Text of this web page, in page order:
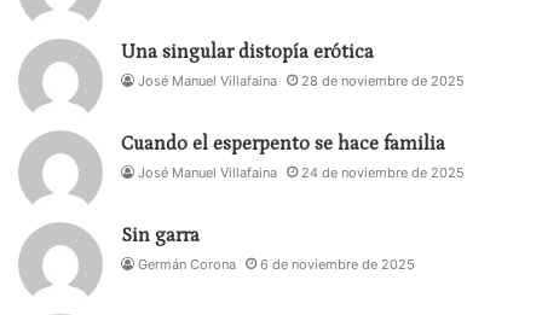
Una singular distopía erótica
José Manuel Villafaina 28 de noviembre de 2025
Cuando el esperpento se hace familia
José Manuel Villafaina 24 de noviembre de 2025
Sin garra
Germán Corona 6 de noviembre de 2025